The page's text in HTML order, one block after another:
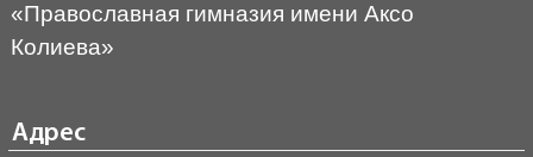
«Православная гимназия имени Аксо
Колиева»
Адрес